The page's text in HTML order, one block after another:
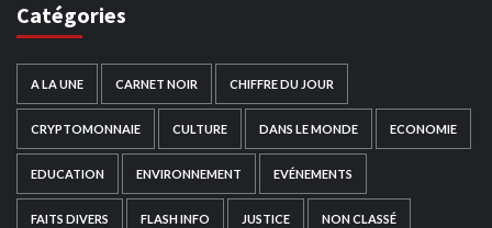
Catégories
A LA UNE CARNET NOIR CHIFFRE DU JOUR
CRYPTOMONNAIE CULTURE DANS LE MONDE ECONOMIE
EDUCATION ENVIRONNEMENT EVÉNEMENTS
FAITS DIVERS FLASH INFO JUSTICE NON CLASSÉ